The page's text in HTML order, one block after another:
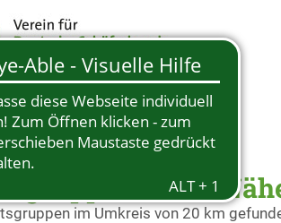
in der
im Umkreis von 20 km